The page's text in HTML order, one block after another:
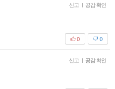
신고 공감 확인
0
0
신고 공감 확인